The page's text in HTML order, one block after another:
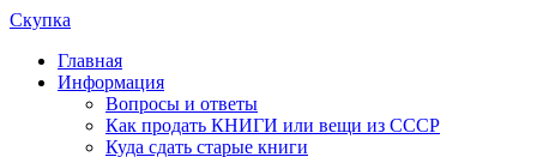
Скупка
Главная
Информация
Вопросы и ответы
Как продать КНИГИ или вещи из СССР
Куда сдать старые книги